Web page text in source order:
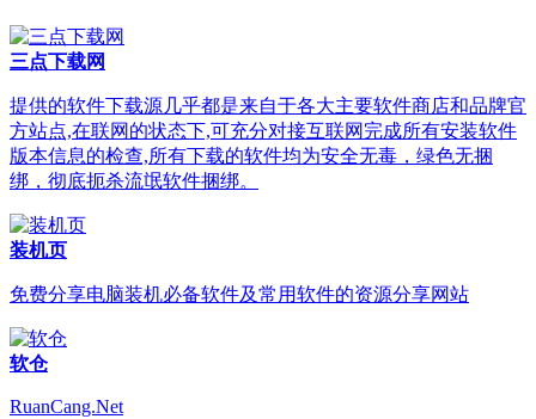
三点下载网
提供的软件下载源几乎都是来自于各大主要软件商店和品牌官
方站点,在联网的状态下,可充分对接互联网完成所有安装软件
版本信息的检查,所有下载的软件均为安全无毒，绿色无捆
绑，彻底扼杀流氓软件捆绑。
装机页
免费分享电脑装机必备软件及常用软件的资源分享网站
软仓
RuanCang.Net